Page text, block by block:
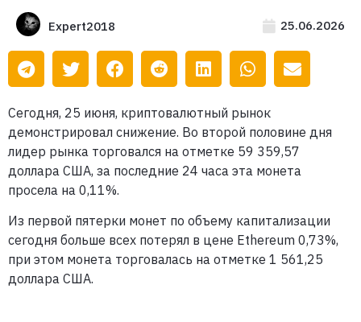
Expert2018 25.06.2026
Сегодня, 25 июня, криптовалютный рынок
демонстрировал снижение. Во второй половине дня
лидер рынка торговался на отметке 59 359,57
доллара США, за последние 24 часа эта монета
просела на 0,11%.
Из первой пятерки монет по объему капитализации
сегодня больше всех потерял в цене Ethereum 0,73%,
при этом монета торговалась на отметке 1 561,25
доллара США.